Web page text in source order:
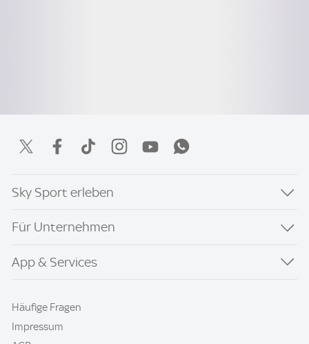
Sky Sport erleben
Für Unternehmen
App & Services
Häufige Fragen
Impressum